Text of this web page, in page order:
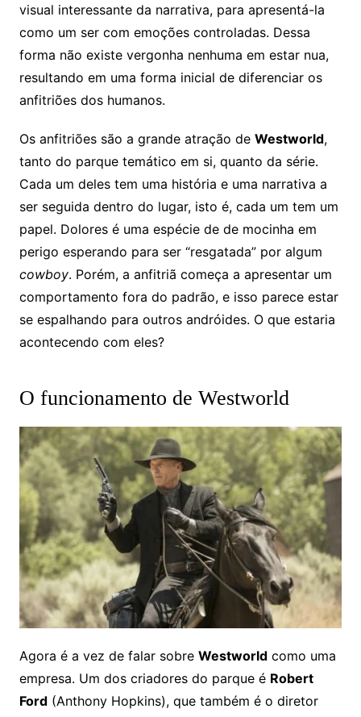
visual interessante da narrativa, para apresentá-la
como um ser com emoções controladas. Dessa
forma não existe vergonha nenhuma em estar nua,
resultando em uma forma inicial de diferenciar os
anfitriões dos humanos.
Os anfitriões são a grande atração de Westworld,
tanto do parque temático em si, quanto da série.
Cada um deles tem uma história e uma narrativa a
ser seguida dentro do lugar, isto é, cada um tem um
papel. Dolores é uma espécie de de mocinha em
perigo esperando para ser “resgatada” por algum
cowboy. Porém, a anfitriã começa a apresentar um
comportamento fora do padrão, e isso parece estar
se espalhando para outros andróides. O que estaria
acontecendo com eles?
O funcionamento de Westworld
Agora é a vez de falar sobre Westworldcomo uma
empresa. Um dos criadores do parque é Robert
Ford(Anthony Hopkins), que também é o diretor